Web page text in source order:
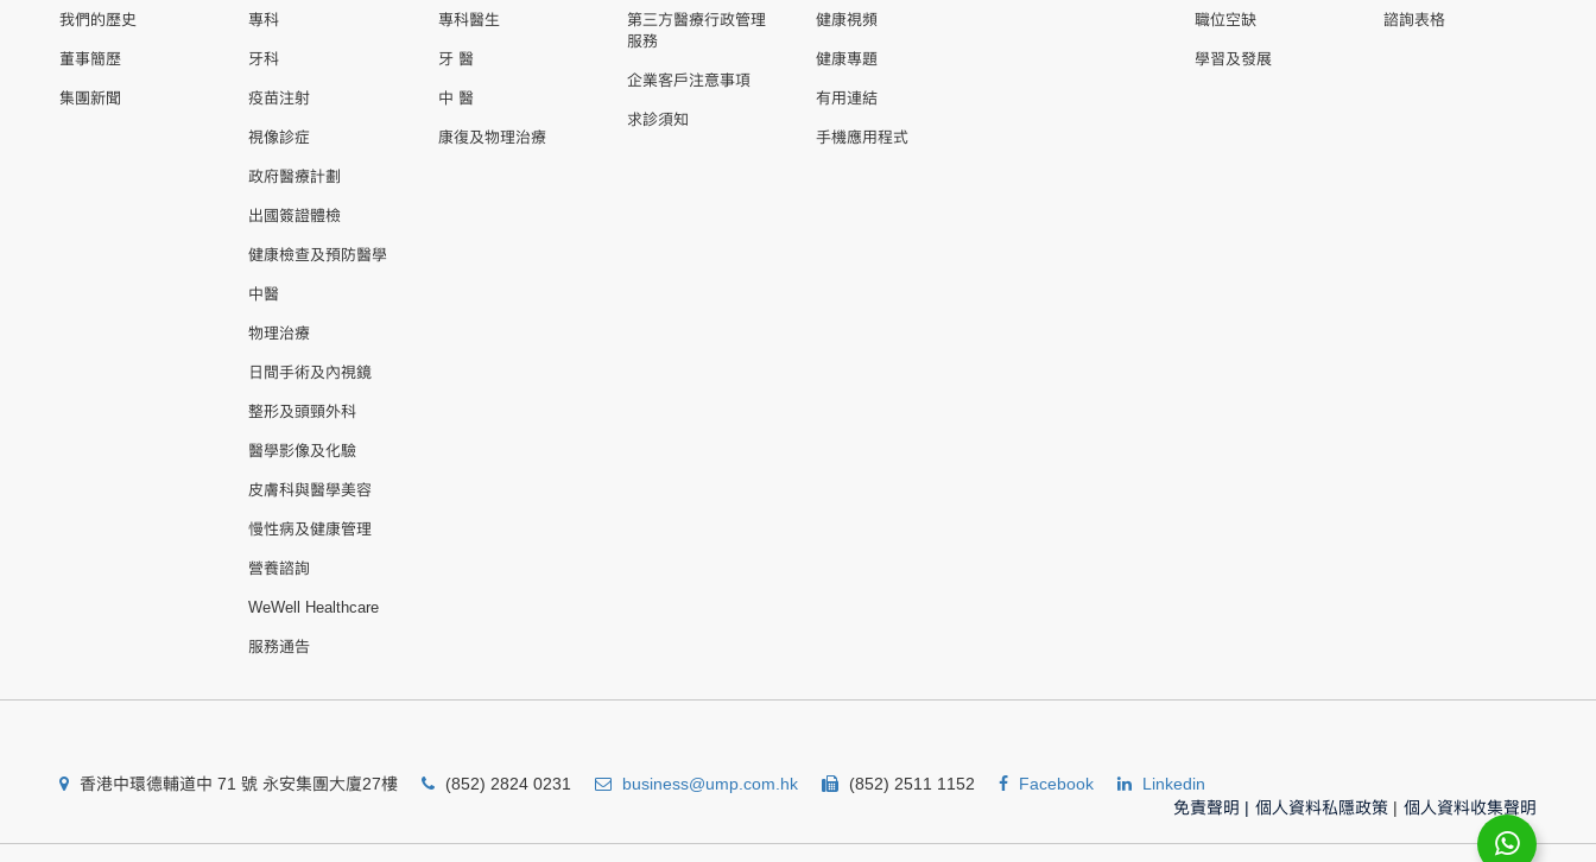
我們的歷史
董事簡歷
集團新聞
專科
牙科
疫苗注射
視像診症
政府醫療計劃
出國簽證體檢
健康檢查及預防醫學
中醫
物理治療
日間手術及內視鏡
整形及頭頸外科
醫學影像及化驗
皮膚科與醫學美容
慢性病及健康管理
營養諮詢
WeWell Healthcare
服務通告
專科醫生
牙 醫
中 醫
康復及物理治療
第三方醫療行政管理
服務
企業客戶注意事項
求診須知
健康視頻
健康專題
有用連結
手機應用程式
職位空缺
學習及發展
諮詢表格
香港中環德輔道中 71 號 永安集團大廈27樓 (852) 2824 0231 business@ump.com.hk (852) 2511 1152 Facebook
Linkedin
免責聲明 | 個人資料私隱政策 | 個人資料收集聲明